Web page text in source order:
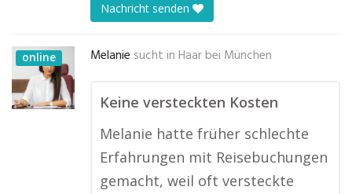
Nachricht senden
online Melanie sucht in Haar bei München
Keine versteckten Kosten
Melanie hatte früher schlechte
Erfahrungen mit Reisebuchungen
gemacht, weil oft versteckte